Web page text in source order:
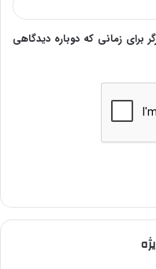
برای زمانی که دوباره دیدگاهی